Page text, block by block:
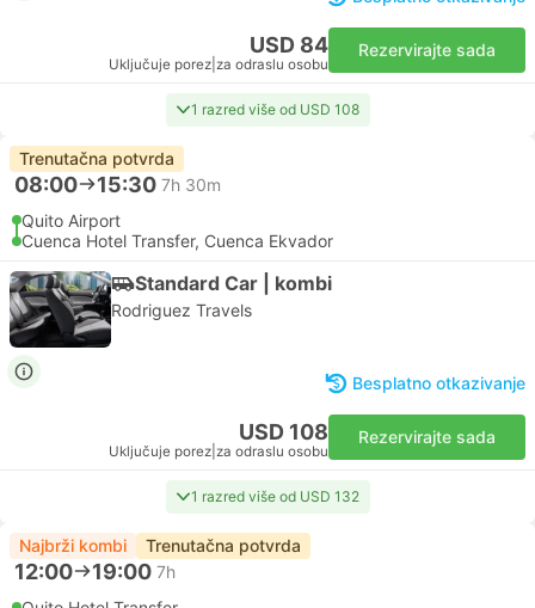
USD 84
Uključuje porez za odraslu osobu
Rezervirajte sada
1 razred više od USD 108
Trenutačna potvrda
08:00 15:30 7h 30m
Quito Airport
Cuenca Hotel Transfer, Cuenca Ekvador
Standard Car | kombi
Rodriguez Travels
Besplatno otkazivanje
USD 108
Uključuje porez za odraslu osobu
Rezervirajte sada
1 razred više od USD 132
Najbrži kombi Trenutačna potvrda
12:00 19:00 7h